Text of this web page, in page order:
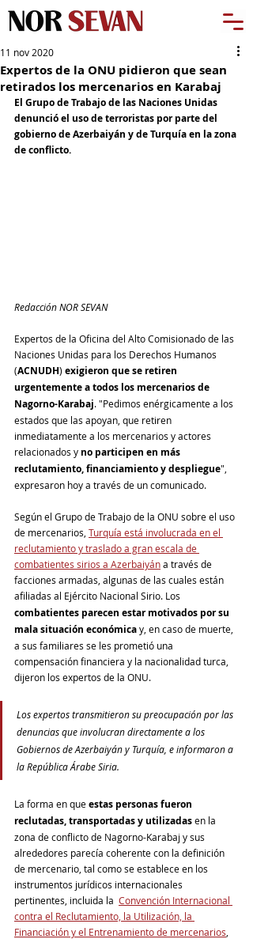
Expertos de la ONU pidieron que sean
retirados los mercenarios en Karabaj
11 nov 2020
El Grupo de Trabajo de las Naciones Unidas
denunció el uso de terroristas por parte del
gobierno de Azerbaiyán y de Turquía en la zona
de conflicto.
Redacción NOR SEVAN
Expertos de la Oficina del Alto Comisionado de las
Naciones Unidas para los Derechos Humanos
(ACNUDH) exigieron que se retiren
urgentemente a todos los mercenarios de
Nagorno-Karabaj. "Pedimos enérgicamente a los
estados que las apoyan, que retiren
inmediatamente a los mercenarios y actores
relacionados y no participen en más
reclutamiento, financiamiento y despliegue",
expresaron hoy a través de un comunicado.
Según el Grupo de Trabajo de la ONU sobre el uso
de mercenarios, Turquía está involucrada en el
reclutamiento y traslado a gran escala de
combatientes sirios a Azerbaiyán a través de
facciones armadas, algunas de las cuales están
afiliadas al Ejército Nacional Sirio. Los
combatientes parecen estar motivados ​​por su
mala situación económica y, en caso de muerte,
a sus familiares se les prometió una
compensación financiera y la nacionalidad turca,
dijeron los expertos de la ONU.
Los expertos transmitieron su preocupación por las
denuncias que involucran directamente a los
Gobiernos de Azerbaiyán y Turquía, e informaron a
la República Árabe Siria.
La forma en que estas personas fueron
reclutadas, transportadas y utilizadas en la
zona de conflicto de Nagorno-Karabaj y sus
alrededores parecía coherente con la definición
de mercenario, tal como se establece en los
instrumentos jurídicos internacionales
pertinentes, incluida la Convención Internacional
contra el Reclutamiento, la Utilización, la
Financiación y el Entrenamiento de mercenarios